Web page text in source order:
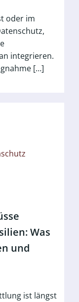
oder im
integrieren.
[…]
Was
und
ist längst